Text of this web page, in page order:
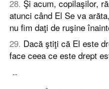
28. Şi acum, copilaşilor,
atunci când El Se va
nu fim daţi de ruşine
29. Dacă ştiţi că El este
face ceea ce este drept
--